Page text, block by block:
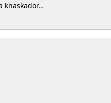
knäskador…